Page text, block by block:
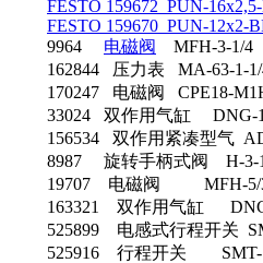
FESTO 159672 PUN-
FESTO 159670 PUN-12x2-
9964 电磁阀
MFH-3-1/4
162844 压力表 MA-63-1-
170247 电磁阀 CPE18-
33024 双作用气缸 DNG-
156534 双作用紧凑型气
8987 旋转手柄式阀 H-3-
19707 电磁阀 MFH-5/
163321 双作用气缸
525899 电感式行程开关
525916 行程开关 SMT-